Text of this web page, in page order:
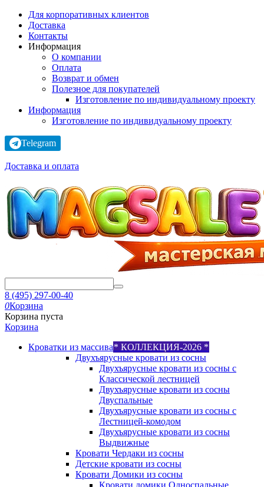
Для корпоративных клиентов
Доставка
Контакты
Информация
О компании
Оплата
Возврат и обмен
Полезное для покупателей
Изготовление по индивидуальному проекту
Информация
Изготовление по индивидуальному проекту
Telegram
Доставка и оплата
8 (495) 297-00-40
0Корзина
Корзина пуста
Корзина
Кроватки из массива* КОЛЛЕКЦИЯ-2026 *
Двухъярусные кровати из сосны
Двухъярусные кровати из сосны с
Классической лестницей
Двухъярусные кровати из сосны
Двуспальные
Двухъярусные кровати из сосны с
Лестницей-комодом
Двухъярусные кровати из сосны
Выдвижные
Кровати Чердаки из сосны
Детские кровати из сосны
Кровати Домики из сосны
Кровати домики Односпальные